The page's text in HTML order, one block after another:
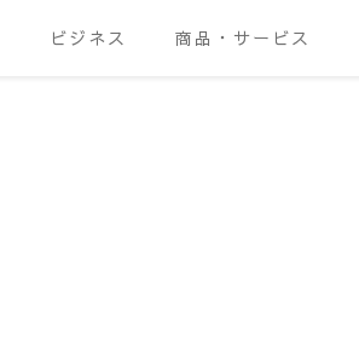
ビジネス 商品・サービス